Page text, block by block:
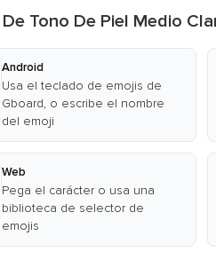
Tono De Piel Medio
Android
Usa el teclado de emojis de
Gboard, o escribe el nombre
del emoji
Web
Pega el carácter o usa una
biblioteca de selector de
emojis